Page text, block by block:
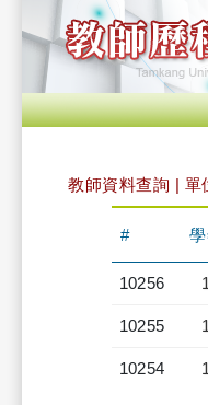
教師資料查詢 | 單
#
10256
10255
10254